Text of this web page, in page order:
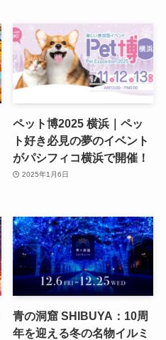
ペット博2025 横浜｜ペッ
ト好き必見の夢のイベント
がパシフィコ横浜で開催！
2025年1月6日
青の洞窟 SHIBUYA：10周
年を迎える冬の名物イルミ